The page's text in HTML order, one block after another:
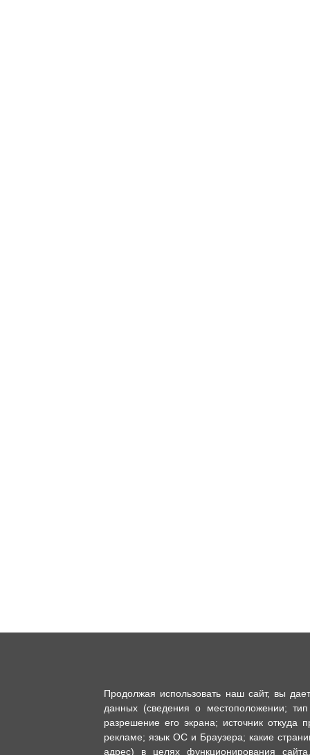
Продолжая использовать наш сайт, вы
данных (сведения о местоположении;
разрешение его экрана; источник откуда
рекламе; язык ОС и Браузера; какие
адрес) в целях функционирования